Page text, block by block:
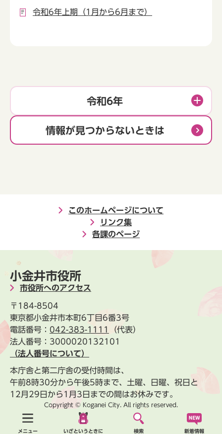
メニュー いざというときに 検索 新着情報
令和6年上期（1月から6月まで）
令和6年
情報が見つからないときは
このホームページについて
リンク集
各課のページ
小金井市役所
市役所へのアクセス
〒184-8504
東京都小金井市本町6丁目6番3号
電話番号： 042-383-1111
（代表）
法人番号：3000020132101
（法人番号について）
本庁舎と第二庁舎の受付時間は、
午前8時30分から午後5時まで、土曜、日曜、祝日と
12月29日から1月3日までの間はお休みです。
Copyright © Koganei City. All rights reserved.